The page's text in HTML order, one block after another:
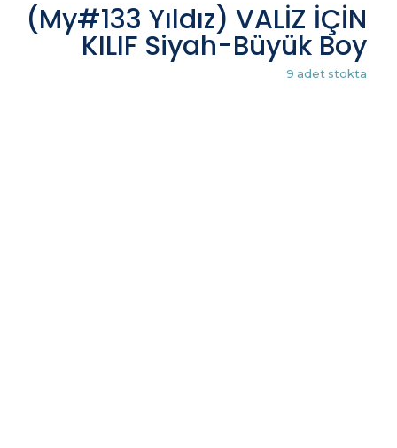
(My#133 Yıldız) VALİZ İÇİN
KILIF Siyah-Büyük Boy
9 adet stokta